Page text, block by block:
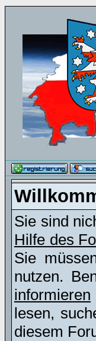
Sie sind
Hilfe des
Sie
nutzen.
informieren
lesen,
diesem